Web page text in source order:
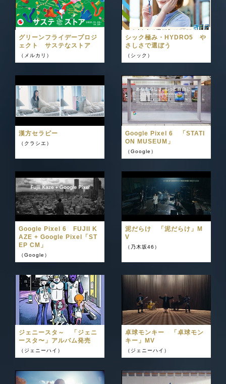
グリーンフライデープロジ
ェクト サステなストア
（メルカリ）
シック極み・HYDRO5 や
さしさで選ぼう
（シック）
漢方セラピー
（クラシエ）
Google Pixel 6 「STATI
ON MUSEUM」
（Google）
Google Pixel 6 FUJII K
AZE + Google Pixel「ST
EP CM」
（Google）
泥だらけ 「泥だらけ」M
V
（乃木坂46）
ジェニースタ～ 「ジェニ
ースタ〜」アルバム発売
（ジェニーハイ）
卓球モンキー 「卓球モン
キー」MV
（ジェニーハイ）